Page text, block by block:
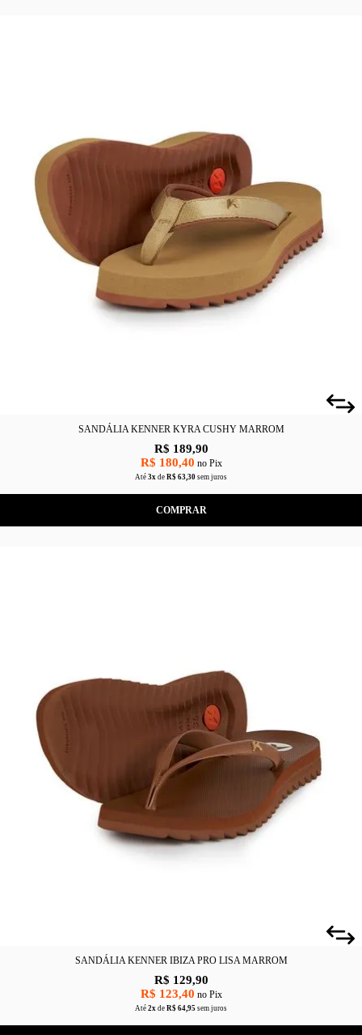
SANDÁLIA KENNER KYRA CUSHY MARROM
R$ 189,90
R$ 180,40 no Pix
Até 3x de R$ 63,30 sem juros
COMPRAR
SANDÁLIA KENNER IBIZA PRO LISA MARROM
R$ 129,90
R$ 123,40 no Pix
Até 2x de R$ 64,95 sem juros